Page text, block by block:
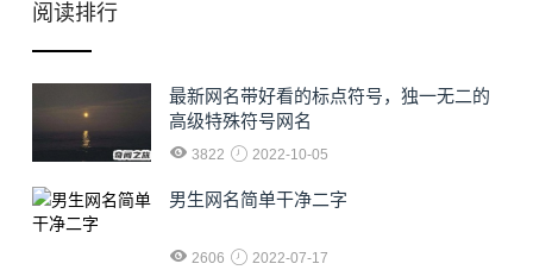
阅读排行
最新网名带好看的标点符号，独一无二的
高级特殊符号网名
3822 2022-10-05
男生网名简单干净二字
2606 2022-07-17